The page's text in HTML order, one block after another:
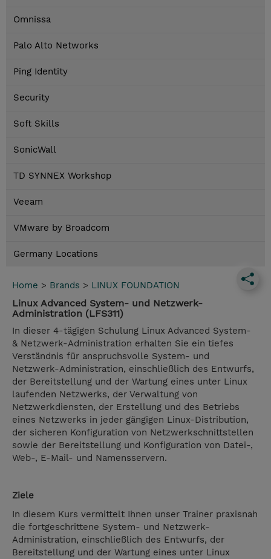
Omnissa
Palo Alto Networks
Ping Identity
Security
Soft Skills
SonicWall
TD SYNNEX Workshop
Veeam
VMware by Broadcom
Germany Locations
Home > Brands > LINUX FOUNDATION
Linux Advanced System- und Netzwerk-
Administration (LFS311)
In dieser 4-tägigen Schulung Linux Advanced System-
& Netzwerk-Administration erhalten Sie ein tiefes
Verständnis für anspruchsvolle System- und
Netzwerk-Administration, einschließlich des Entwurfs,
der Bereitstellung und der Wartung eines unter Linux
laufenden Netzwerks, der Verwaltung von
Netzwerkdiensten, der Erstellung und des Betriebs
eines Netzwerks in jeder gängigen Linux-Distribution,
der sicheren Konfiguration von Netzwerkschnittstellen
sowie der Bereitstellung und Konfiguration von Datei-,
Web-, E-Mail- und Namensservern.
Ziele
In diesem Kurs vermittelt Ihnen unser Trainer praxisnah
die fortgeschrittene System- und Netzwerk-
Administration, einschließlich des Entwurfs, der
Bereitstellung und der Wartung eines unter Linux